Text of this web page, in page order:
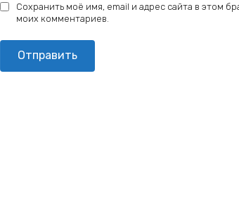
Сохранить моё имя, email и адрес сайта в этом
моих комментариев.